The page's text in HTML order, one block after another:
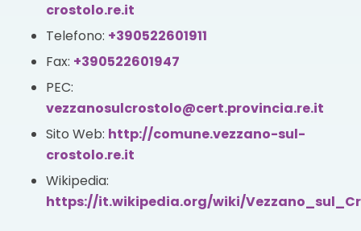
crostolo.re.it
Telefono: +390522601911
Fax: +390522601947
PEC:
vezzanosulcrostolo@cert.provincia.re.it
Sito Web: http://comune.vezzano-sul-
crostolo.re.it
Wikipedia:
https://it.wikipedia.org/wiki/